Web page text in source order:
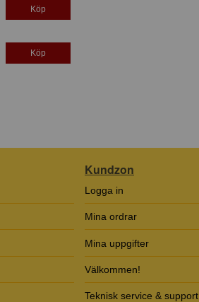
Köp
Köp
Kundzon
Logga in
Mina ordrar
Mina uppgifter
Välkommen!
Teknisk service & support